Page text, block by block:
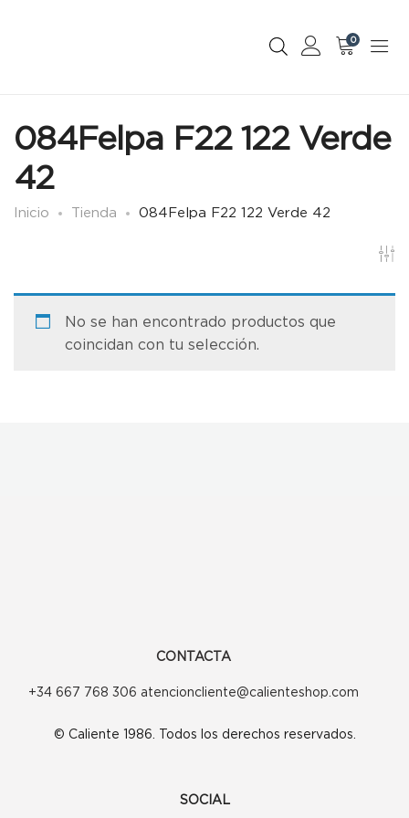
0
084Felpa F22 122 Verde
42
Inicio Tienda 084Felpa F22 122 Verde 42
No se han encontrado productos que
coincidan con tu selección.
CONTACTA
+34 667 768 306 atencioncliente@calienteshop.com
© Caliente 1986. Todos los derechos reservados.
SOCIAL